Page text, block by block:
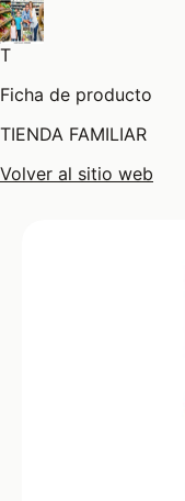
T
Ficha de producto
TIENDA FAMILIAR
Volver al sitio web